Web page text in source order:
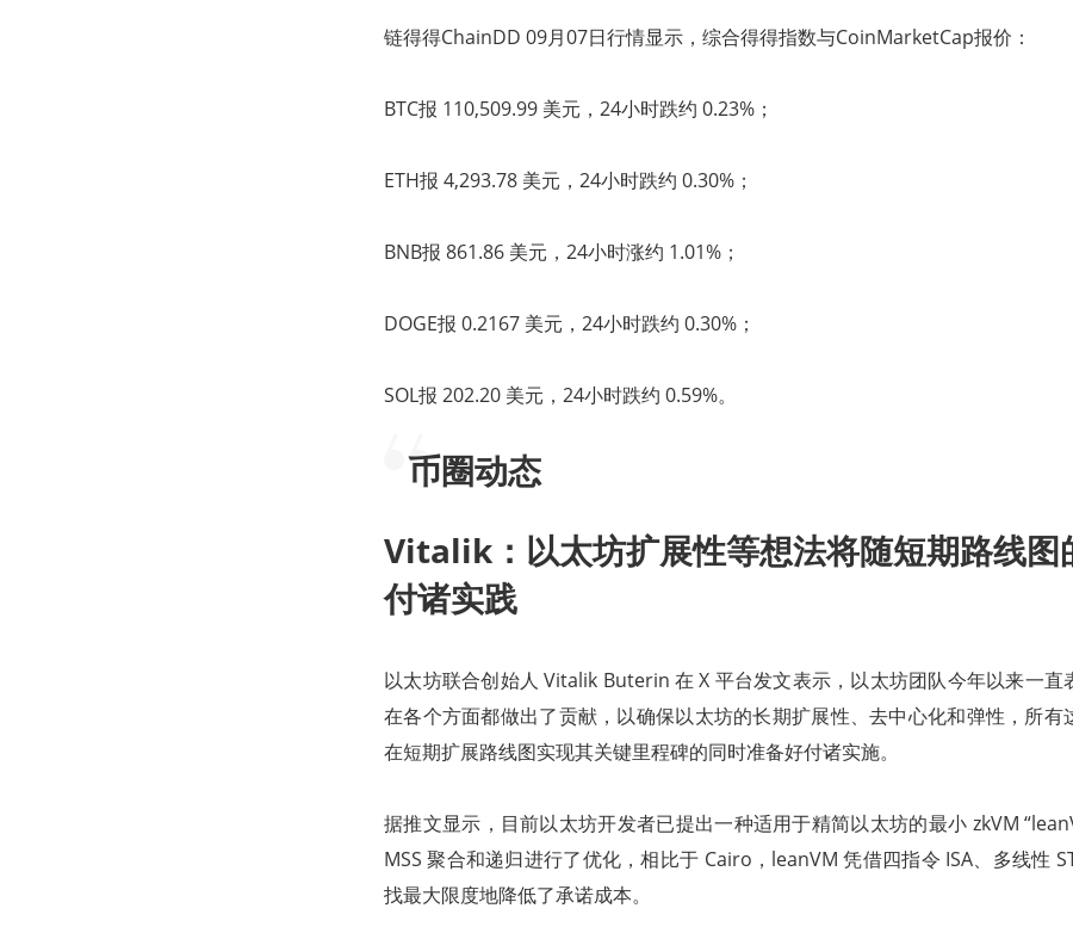
链得得ChainDD 09月07日行情显示，综合得得指数与CoinMarketCap报价：
BTC报 110,509.99 美元，24小时跌约 0.23%；
ETH报 4,293.78 美元，24小时跌约 0.30%；
BNB报 861.86 美元，24小时涨约 1.01%；
DOGE报 0.2167 美元，24小时跌约 0.30%；
SOL报 202.20 美元，24小时跌约 0.59%。
币圈动态
Vitalik：以太坊扩展性等想法将随短期路线图
付诸实践
以太坊联合创始人 Vitalik Buterin 在 X 平台发文表示，以太坊团队今年以来一直
在各个方面都做出了贡献，以确保以太坊的长期扩展性、去中心化和弹性，所有
在短期扩展路线图实现其关键里程碑的同时准备好付诸实施。
据推文显示，目前以太坊开发者已提出一种适用于精简以太坊的最小 zkVM
MSS 聚合和递归进行了优化，相比于 Cairo，leanVM 凭借四指令 ISA、多线性
找最大限度地降低了承诺成本。